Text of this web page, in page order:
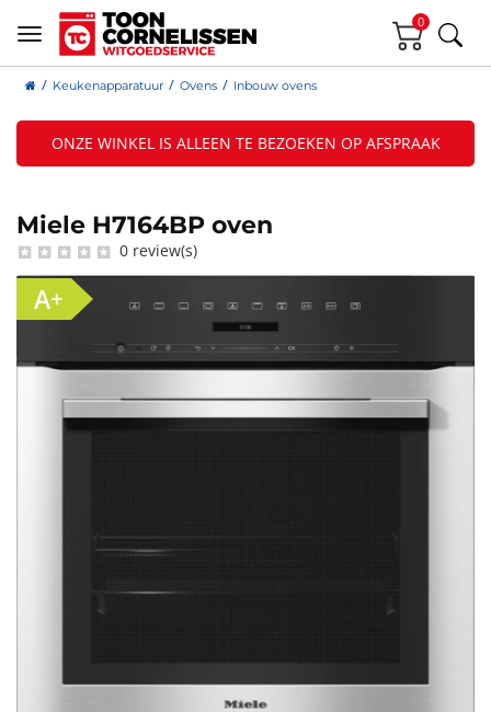
0
Keukenapparatuur Ovens Inbouw ovens
ONZE WINKEL IS ALLEEN TE BEZOEKEN OP AFSPRAAK
Miele H7164BP oven
0 review(s)
A+